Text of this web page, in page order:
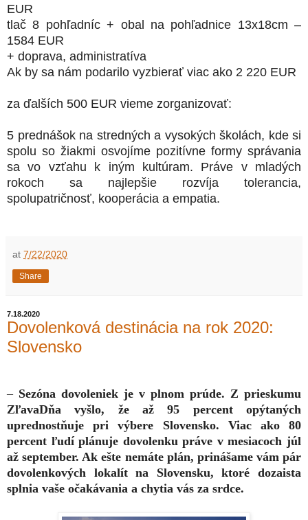
EUR
tlač 8 pohľadníc + obal na pohľadnice 13x18cm –
1584 EUR
+ doprava, administratíva
Ak by sa nám podarilo vyzbierať viac ako 2 220 EUR
za ďalších 500 EUR vieme zorganizovať:
5 prednášok na stredných a vysokých školách, kde si
spolu so žiakmi osvojíme pozitívne formy správania
sa vo vzťahu k iným kultúram. Práve v mladých
rokoch sa najlepšie rozvíja tolerancia,
spolupatričnosť, kooperácia a empatia.
at 7/22/2020
Share
7.18.2020
Dovolenková destinácia na rok 2020:
Slovensko
– Sezóna dovoleniek je v plnom prúde. Z prieskumu
ZľavaDňa vyšlo, že až 95 percent opýtaných
uprednostňuje pri výbere Slovensko. Viac ako 80
percent ľudí plánuje dovolenku práve v mesiacoch júl
až september. Ak ešte nemáte plán, prinášame vám pár
dovolenkových lokalít na Slovensku, ktoré dozaista
splnia vaše očakávania a chytia vás za srdce.